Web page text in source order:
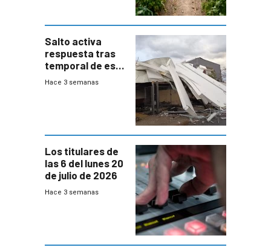
Salto activa
respuesta tras
temporal de este
sábado con
Hace 3 semanas
Los titulares de
las 6 del lunes 20
de julio de 2026
Hace 3 semanas